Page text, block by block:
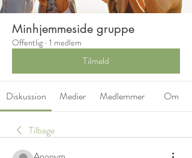
Minhjemmeside gruppe
Offentlig · 1 medlem
Tilmeld
Diskussion Medier Medlemmer Om
Tilbage